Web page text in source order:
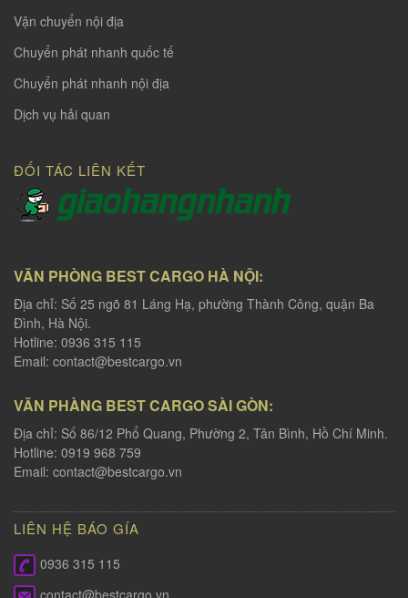
Vận chuyển nội địa
Chuyển phát nhanh quốc tế
Chuyển phát nhanh nội địa
Dịch vụ hải quan
ĐỐI TÁC LIÊN KẾT
VĂN PHÒNG BEST CARGO HÀ NỘI:
Địa chỉ: Số 25 ngõ 81 Láng Hạ, phường Thành Công, quận Ba
Đình, Hà Nội.
Hotline: 0936 315 115
Email: contact@bestcargo.vn
VĂN PHÀNG BEST CARGO SÀI GÒN:
Địa chỉ: Số 86/12 Phổ Quang, Phường 2, Tân Bình, Hồ Chí Minh.
Hotline: 0919 968 759
Email: contact@bestcargo.vn
LIÊN HỆ BÁO GÍA
0936 315 115